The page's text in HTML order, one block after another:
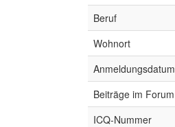
Beruf
Wohnort
Anmeldungsdatum
Beiträge im Forum
ICQ-Nummer